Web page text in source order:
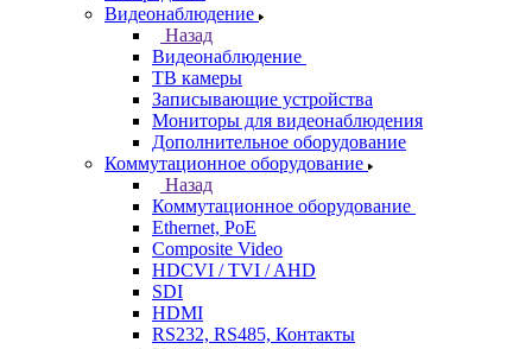
Видеонаблюдение
Назад
Видеонаблюдение
ТВ камеры
Записывающие устройства
Мониторы для видеонаблюдения
Дополнительное оборудование
Коммутационное оборудование
Назад
Коммутационное оборудование
Ethernet, PoE
Composite Video
HDCVI / TVI / AHD
SDI
HDMI
RS232, RS485, Контакты